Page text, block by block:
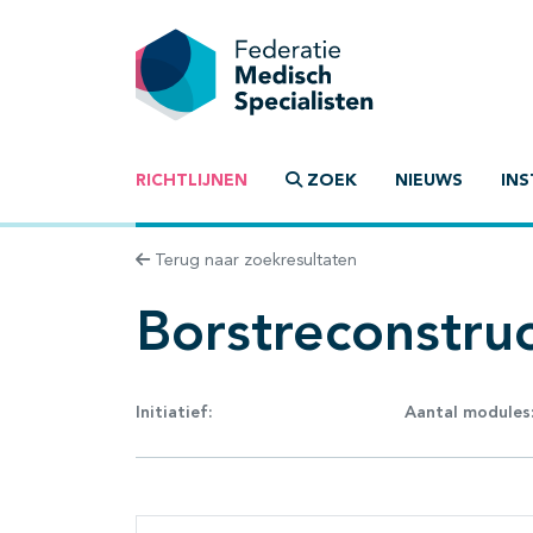
RICHTLIJNEN ZOEK NIEUWS
Terug naar zoekresultaten
Initiatief: Aantal